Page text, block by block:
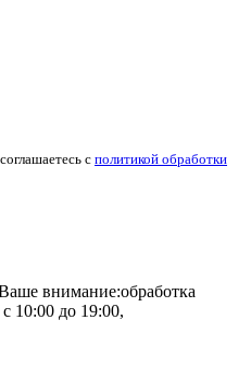
с политикой обработки
внимание:обработка
10:00 до 19:00,